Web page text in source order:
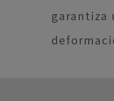
garantiza